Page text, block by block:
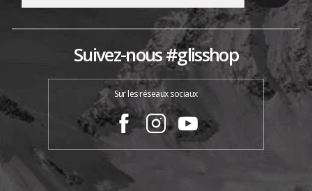
Suivez-nous #glisshop
Sur les réseaux sociaux